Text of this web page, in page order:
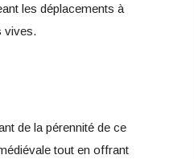
les déplacements à
vives.
de la pérennité de ce
tout en offrant